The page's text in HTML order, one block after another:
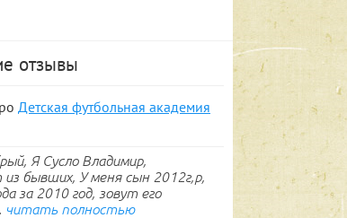
отзывы
Детская футбольная академия
Я Сусло Владимир,
бывших, У меня сын 2012г,р,
за 2010 год, зовут его
читать полностью